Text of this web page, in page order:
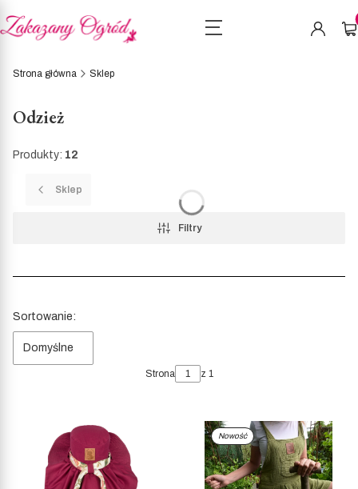
Strona główna Sklep
Odzież
Produkty: 12
Sklep
Filtry
Lista produktów
Sortowanie:
Domyślne
Strona z 1
Nowość